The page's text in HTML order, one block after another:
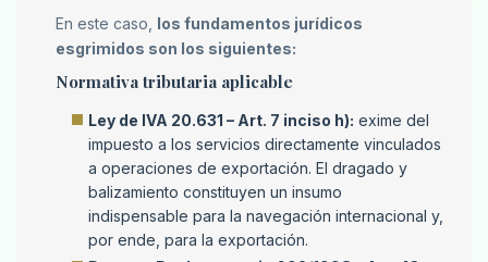
En este caso, los fundamentos jurídicos
esgrimidos son los siguientes:
Normativa tributaria aplicable
Ley de IVA 20.631 – Art. 7 inciso h): exime del
impuesto a los servicios directamente vinculados
a operaciones de exportación. El dragado y
balizamiento constituyen un insumo
indispensable para la navegación internacional y,
por ende, para la exportación.